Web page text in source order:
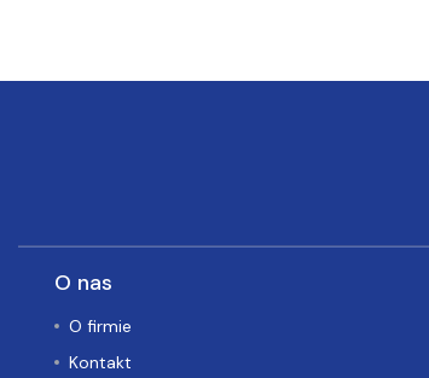
O nas
O firmie
Kontakt